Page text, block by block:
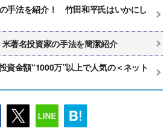
手法を紹介！ 竹田和平氏はいかにし
著名投資家の手法を簡潔紹介
金額“1000万”以上で人気の＜ネット